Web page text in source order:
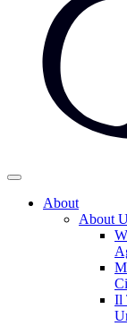
About
About
Il